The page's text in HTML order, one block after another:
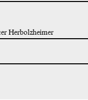
Herbolzheimer